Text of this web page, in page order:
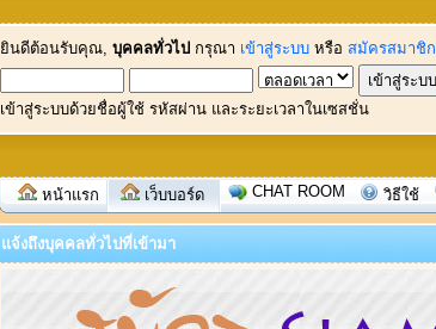
ยินดีต้อนรับคุณ, บุคคลทั่วไป กรุณา เข้าสู่ระบบ หรือ สมัครสมาชิก
เข้าสู่ระบบด้วยชื่อผู้ใช้ รหัสผ่าน และระยะเวลาในเซสชั่น
หน้าแรก เว็บบอร์ด CHAT ROOM วิธีใช้
แจ้งถึงบุคคลทั่วไปที่เข้ามา